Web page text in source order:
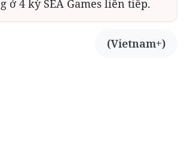
ở 4 kỳ SEA Games liên tiếp.
(Vietnam+)